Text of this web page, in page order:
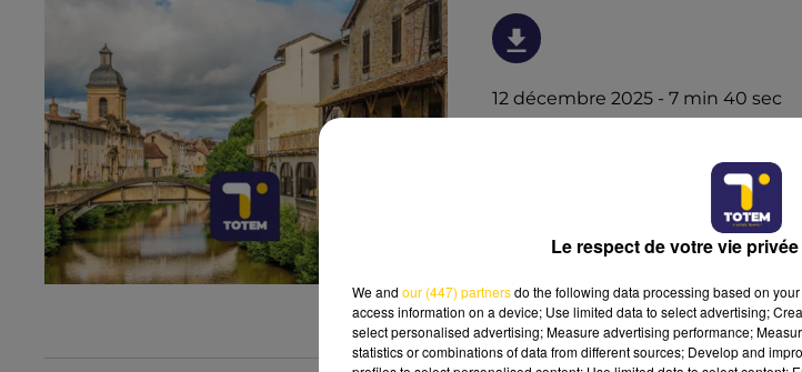
12 décembre 2025 - 7 min 40 sec
Ecoutez sur Totem l'information à
Nord du Lot et le pays sarladais
nos journalistes sur le terrain.
Le respect de votre vie
We and our (447) partnersdo the following data processing based on
access information on a device; Use limited data to select advertising;
select personalised advertising; Measure advertising performance;
statistics or combinations of data from different sources; Develop and